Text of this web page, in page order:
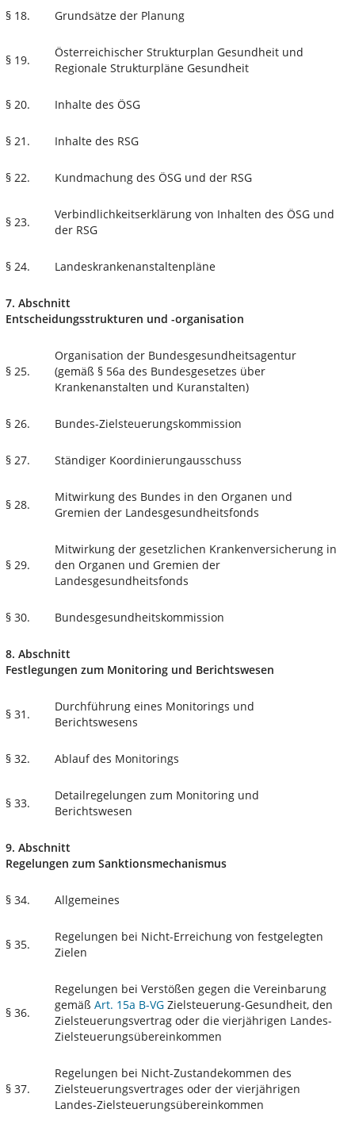
§ 18. Grundsätze der Planung
§ 19.
Österreichischer Strukturplan Gesundheit und
Regionale Strukturpläne Gesundheit
§ 20. Inhalte des ÖSG
§ 21. Inhalte des RSG
§ 22. Kundmachung des ÖSG und der RSG
§ 23.
Verbindlichkeitserklärung von Inhalten des ÖSG und
der RSG
§ 24. Landeskrankenanstaltenpläne
7. Abschnitt
Entscheidungsstrukturen und -organisation
§ 25.
Organisation der Bundesgesundheitsagentur
(gemäß § 56a des Bundesgesetzes über
Krankenanstalten und Kuranstalten)
§ 26. Bundes-Zielsteuerungskommission
§ 27. Ständiger Koordinierungausschuss
§ 28.
Mitwirkung des Bundes in den Organen und
Gremien der Landesgesundheitsfonds
§ 29.
Mitwirkung der gesetzlichen Krankenversicherung in
den Organen und Gremien der
Landesgesundheitsfonds
§ 30. Bundesgesundheitskommission
8. Abschnitt
Festlegungen zum Monitoring und Berichtswesen
§ 31.
Durchführung eines Monitorings und
Berichtswesens
§ 32. Ablauf des Monitorings
§ 33.
Detailregelungen zum Monitoring und
Berichtswesen
9. Abschnitt
Regelungen zum Sanktionsmechanismus
§ 34. Allgemeines
§ 35.
Regelungen bei Nicht-Erreichung von festgelegten
Zielen
§ 36.
Regelungen bei Verstößen gegen die Vereinbarung
gemäß Art. 15a B-VG Zielsteuerung-Gesundheit, den
Zielsteuerungsvertrag oder die vierjährigen Landes-
Zielsteuerungsübereinkommen
§ 37.
Regelungen bei Nicht-Zustandekommen des
Zielsteuerungsvertrages oder der vierjährigen
Landes-Zielsteuerungsübereinkommen